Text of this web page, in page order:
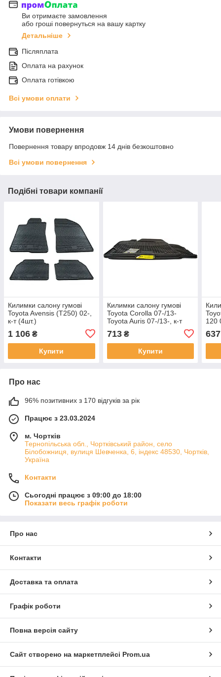
Ви отримаєте замовлення
або гроші повернуться на вашу картку
Детальніше
Післяплата
Оплата на рахунок
Оплата готівкою
Всі умови оплати
Умови повернення
Повернення товару впродовж 14 днів безкоштовно
Всі умови повернення
Подібні товари компанії
Килимки салону гумові
Toyota Avensis (T250) 02-,
к-т (4шт.)
1 106 ₴
Купити
Килимки салону гумові
Toyota Corolla 07-/13-
Toyota Auris 07-/13-, к-т
713₴
Купити
120
637
Про нас
96% позитивних з 170 відгуків за рік
Працює з 23.03.2024
м. Чортків
Тернопільська обл., Чортківський район, село
Білобожниця, вулиця Шевченка, 6, індекс 48530, Чортків,
Україна
Контакти
Сьогодні працює з 09:00 до 18:00
Показати весь графік роботи
Про нас
Контакти
Доставка та оплата
Графік роботи
Повна версія сайту
Сайт створено на маркетплейсі Prom.ua